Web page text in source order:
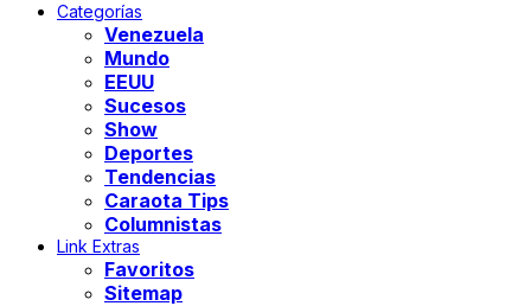
Categorías
Venezuela
Mundo
EEUU
Sucesos
Show
Deportes
Tendencias
Caraota Tips
Columnistas
Link Extras
Favoritos
Sitemap